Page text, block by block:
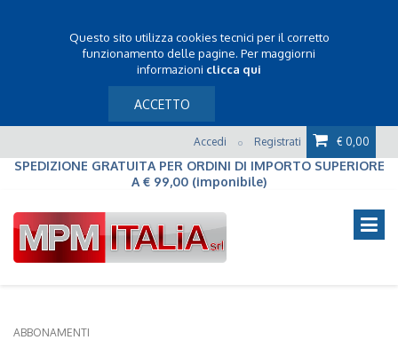
Questo sito utilizza cookies tecnici per il corretto
funzionamento delle pagine. Per maggiorni
informazioni clicca qui
ACCETTO
Accedi o Registrati € 0,00
SPEDIZIONE GRATUITA PER ORDINI DI IMPORTO SUPERIORE
A € 99,00 (imponibile)
ABBONAMENTI